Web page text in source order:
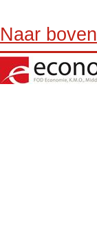
Naar boven